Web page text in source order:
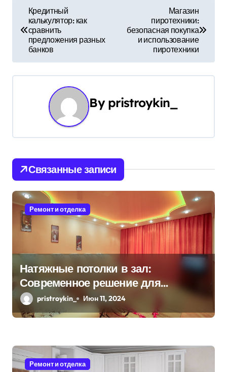
и
ц
и
я
п
о
а
п
и
с
я
м
Кредитный
калькулятор: как
сравнить
предложения разных
банков
Магазин
пиротехники:
безопасная покупка
и использование
пиротехники
By pristroykin_
Связанные записи
Ремонт и отделка
Натяжные потолки в зал:
Современное решение для
стильного интерьера
pristroykin_ Июн 11, 2024
Ремонт и отделка